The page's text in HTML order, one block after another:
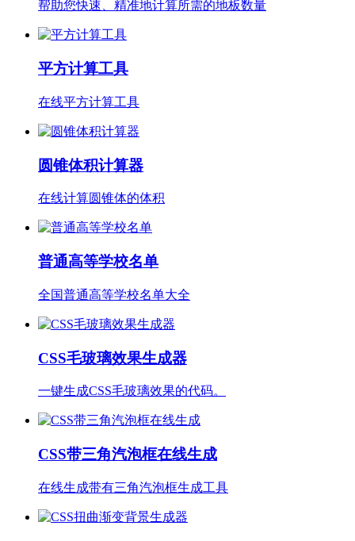
帮助您快速、精准地计算所需的地板数量
平方计算工具
在线平方计算工具
圆锥体积计算器
在线计算圆锥体的体积
普通高等学校名单
全国普通高等学校名单大全
CSS毛玻璃效果生成器
一键生成CSS毛玻璃效果的代码。
CSS带三角汽泡框在线生成
在线生成带有三角汽泡框生成工具